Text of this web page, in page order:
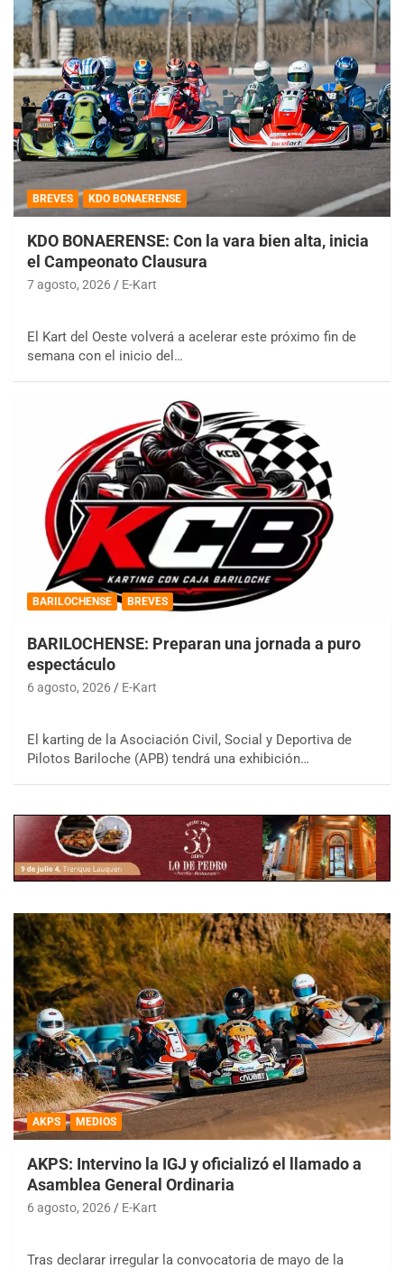
BREVES KDO BONAERENSE
KDO BONAERENSE: Con la vara bien alta, inicia
el Campeonato Clausura
7 agosto, 2026 E-Kart
El Kart del Oeste volverá a acelerar este próximo fin de
semana con el inicio del…
BARILOCHENSE BREVES
BARILOCHENSE: Preparan una jornada a puro
espectáculo
6 agosto, 2026 E-Kart
El karting de la Asociación Civil, Social y Deportiva de
Pilotos Bariloche (APB) tendrá una exhibición…
AKPS MEDIOS
AKPS: Intervino la IGJ y oficializó el llamado a
Asamblea General Ordinaria
6 agosto, 2026 E-Kart
Tras declarar irregular la convocatoria de mayo de la